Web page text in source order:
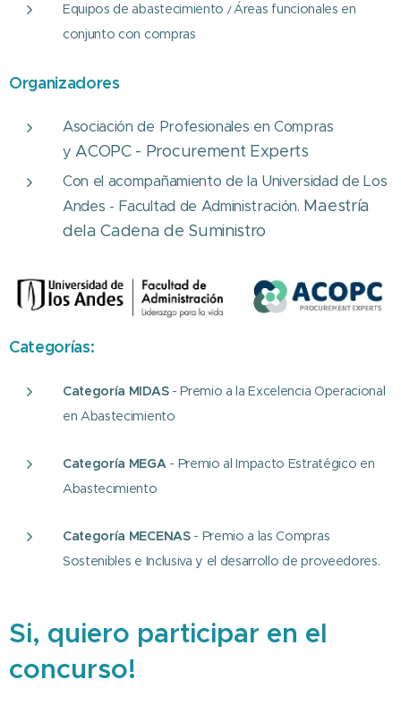
Equipos de abastecimiento /Áreas funcionales en
conjunto con compras
Organizadores
Asociación de Profesionales en Compras
yACOPC - Procurement Experts
Con el acompañamiento de la Universidad de Los
Andes - Facultad de Administración. Maestría
dela Cadena de Suministro
Categorías:
Categoría MIDAS-Premio a la Excelencia Operacional
en Abastecimiento
Categoría MEGA - Premio al Impacto Estratégico en
Abastecimiento
Categoría MECENAS- Premio a las Compras
Sostenibles e Inclusiva y el desarrollo de proveedores.
Si, quiero participar en el
concurso!